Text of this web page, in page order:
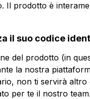
Il prodotto è
il suo codice
del prodotto (in
la nostra
non ti servirà
per te il nostro team.